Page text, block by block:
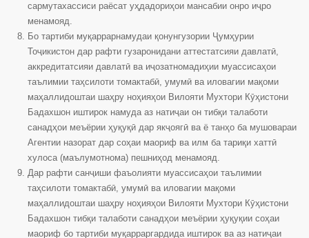
сармутахассиси раёсат уҳдадориҳои мансабии онро иҷро
менамояд.
Бо тартиби муқаррарнамудаи қонунгузории Ҷумҳурии
Тоҷикистон дар рафти гузаронидани аттестатсияи давлатӣ,
аккредитатсияи давлатӣ ва иҷозатномадиҳии муассисаҳои
таълимии таҳсилоти томактабӣ, умумӣ ва иловагии мақоми
маҳаллидоштаи шаҳру ноҳияҳои Вилояти Мухтори Кӯҳистони
Бадахшон иштирок намуда аз натиҷаи он тибқи талаботи
санадҳои меъёрии ҳуқуқӣ дар якҷоягӣ ва ё танҳо ба мушовараи
Агентии назорат дар соҳаи маориф ва илм ба тариқи хаттӣ
хулоса (маълумотнома) пешниҳод менамояд.
Дар рафти санҷиши фаъолияти муассисаҳои таълимии
таҳсилоти томактабӣ, умумӣ ва иловагии мақоми
маҳаллидоштаи шаҳру ноҳияҳои Вилояти Мухтори Кӯҳистони
Бадахшон тибқи талаботи санадҳои меъёрии ҳуқуқии соҳаи
маориф бо тартиби муқарраргардида иштирок ва аз натиҷаи